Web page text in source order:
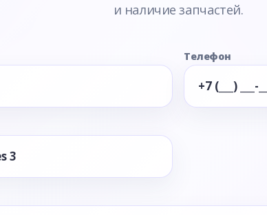
и наличие запчастей.
Телефон